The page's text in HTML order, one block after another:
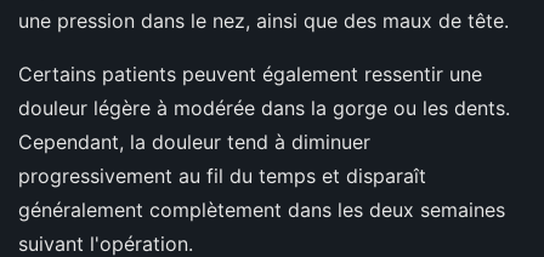
une pression dans le nez, ainsi que des maux de tête.
Certains patients peuvent également ressentir une
douleur légère à modérée dans la gorge ou les dents.
Cependant, la douleur tend à diminuer
progressivement au fil du temps et disparaît
généralement complètement dans les deux semaines
suivant l'opération.